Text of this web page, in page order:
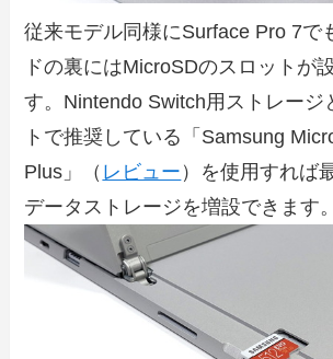
従来モデル同様にSurface Pro 7で
ドの裏にはMicroSDのスロットが
す。Nintendo Switch用ストレージ
トで推奨している「Samsung
Plus」（ レビュー ）を使用すれば
データストレージを増設できます。